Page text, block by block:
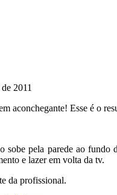
2011
aconchegante! Esse é o
sobe pela parede ao
e lazer em volta da tv.
da profissional.